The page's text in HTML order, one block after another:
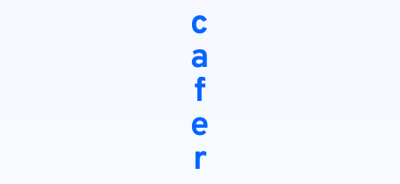
c
a
f
e
r